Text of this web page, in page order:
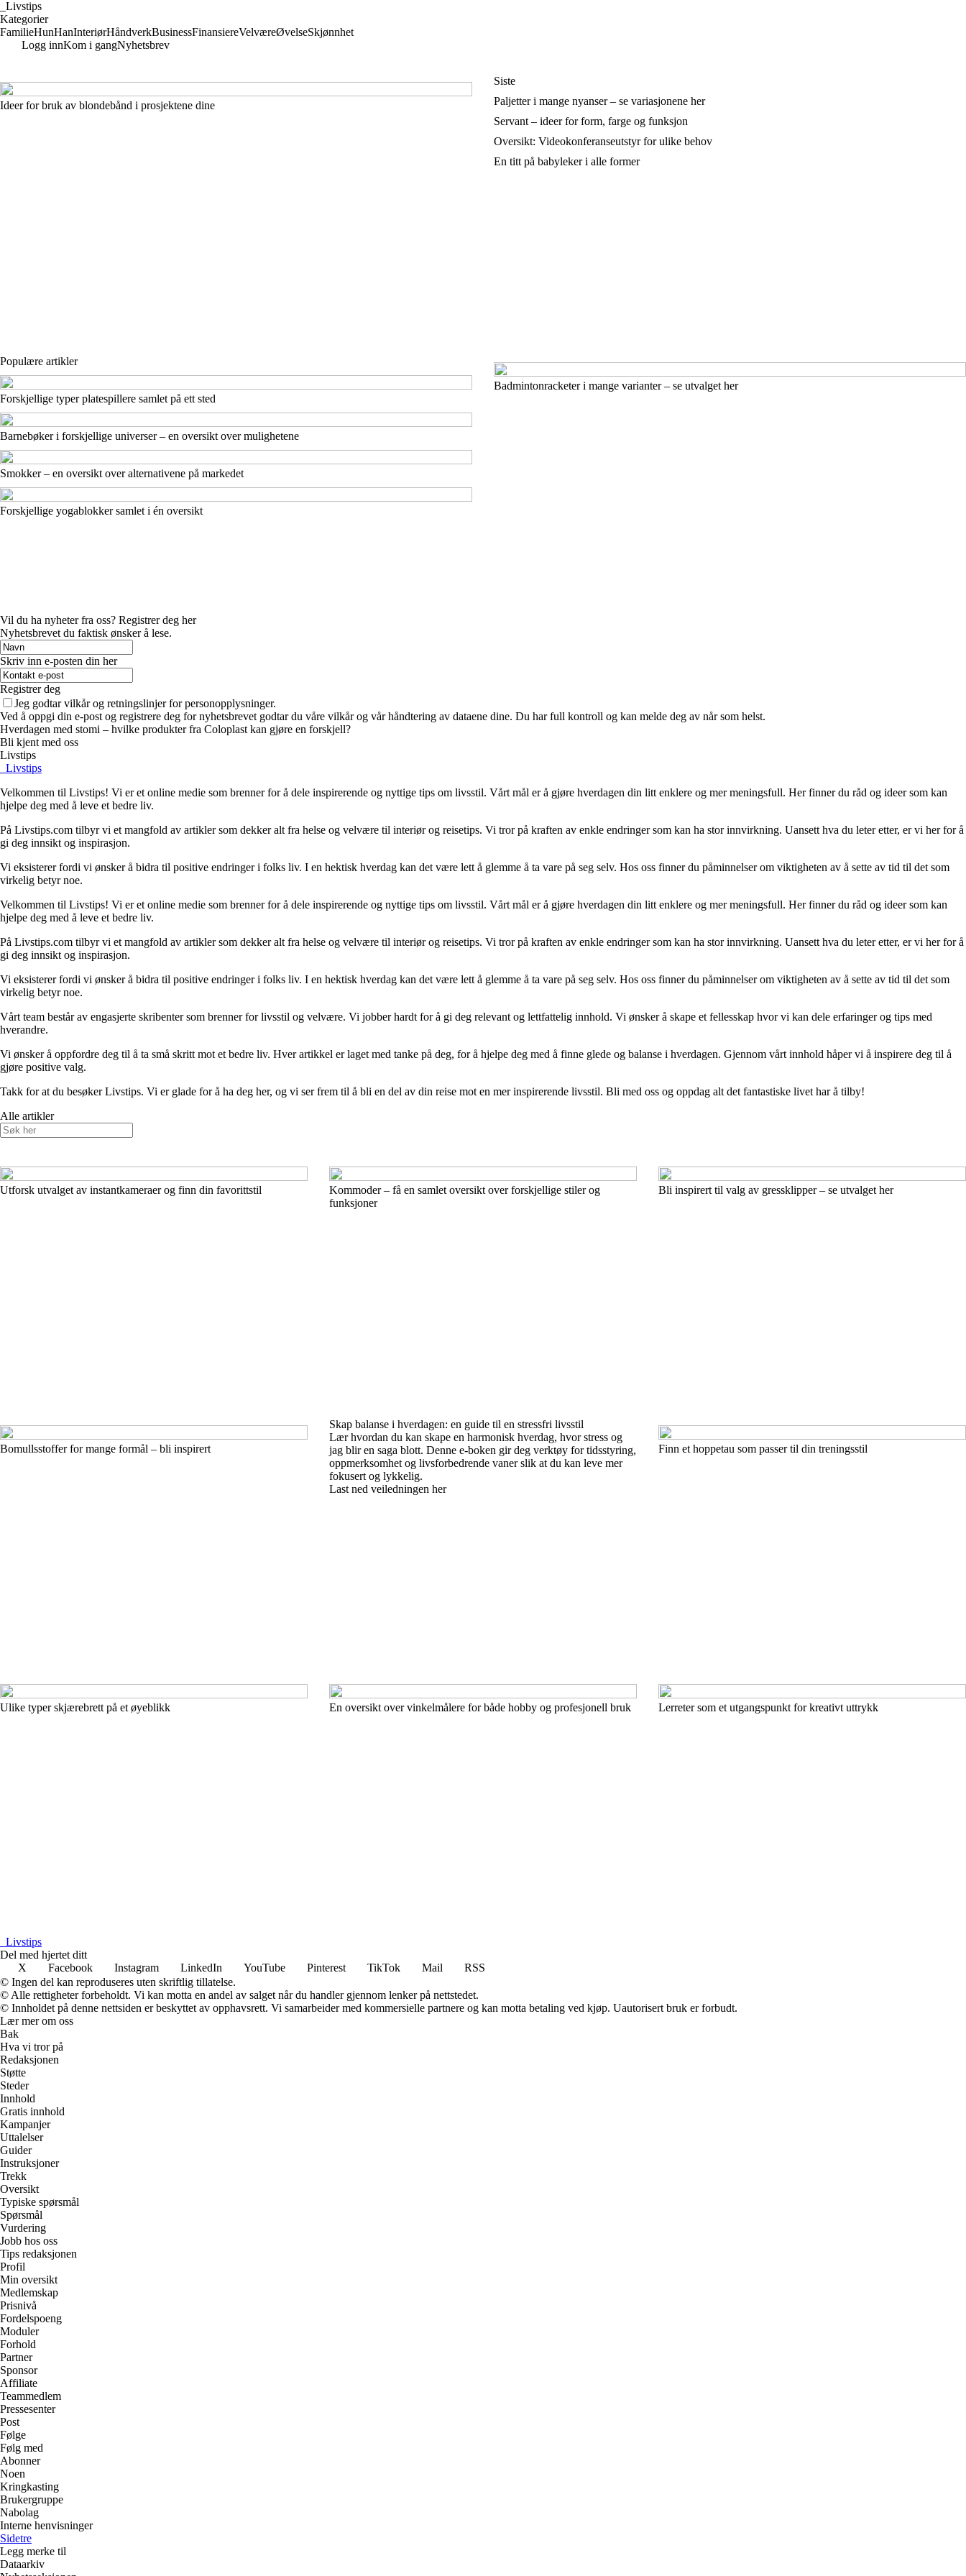
Livstips
Kategorier
FamilieHunHanInteriørHåndverkBusinessFinansiereVelværeØvelseSkjønnhet
Logg innKom i gangNyhetsbrev
Ideer for bruk av blondebånd i prosjektene dine
Siste
Paljetter i mange nyanser – se variasjonene her
Servant – ideer for form, farge og funksjon
Oversikt: Videokonferanseutstyr for ulike behov
En titt på babyleker i alle former
Populære artikler
Forskjellige typer platespillere samlet på ett sted
Barnebøker i forskjellige universer – en oversikt over mulighetene
Smokker – en oversikt over alternativene på markedet
Forskjellige yogablokker samlet i én oversikt
Badmintonracketer i mange varianter – se utvalget her
Vil du ha nyheter fra oss? Registrer deg her
Nyhetsbrevet du faktisk ønsker å lese.
Skriv inn e-posten din her
Registrer deg
Jeg godtar vilkår og retningslinjer for personopplysninger.
Ved å oppgi din e-post og registrere deg for nyhetsbrevet godtar du våre vilkår og vår håndtering av dataene dine. Du har full kontroll og kan melde deg av når som helst.
Hverdagen med stomi – hvilke produkter fra Coloplast kan gjøre en forskjell?
Bli kjent med oss
Livstips
Livstips
Velkommen til Livstips! Vi er et online medie som brenner for å dele inspirerende og nyttige tips om livsstil. Vårt mål er å gjøre hverdagen din litt enklere og mer meningsfull. Her finner du råd og ideer som kan
hjelpe deg med å leve et bedre liv.
På Livstips.com tilbyr vi et mangfold av artikler som dekker alt fra helse og velvære til interiør og reisetips. Vi tror på kraften av enkle endringer som kan ha stor innvirkning. Uansett hva du leter etter, er vi her for å
gi deg innsikt og inspirasjon.
Vi eksisterer fordi vi ønsker å bidra til positive endringer i folks liv. I en hektisk hverdag kan det være lett å glemme å ta vare på seg selv. Hos oss finner du påminnelser om viktigheten av å sette av tid til det som
virkelig betyr noe.
Velkommen til Livstips! Vi er et online medie som brenner for å dele inspirerende og nyttige tips om livsstil. Vårt mål er å gjøre hverdagen din litt enklere og mer meningsfull. Her finner du råd og ideer som kan
hjelpe deg med å leve et bedre liv.
På Livstips.com tilbyr vi et mangfold av artikler som dekker alt fra helse og velvære til interiør og reisetips. Vi tror på kraften av enkle endringer som kan ha stor innvirkning. Uansett hva du leter etter, er vi her for å
gi deg innsikt og inspirasjon.
Vi eksisterer fordi vi ønsker å bidra til positive endringer i folks liv. I en hektisk hverdag kan det være lett å glemme å ta vare på seg selv. Hos oss finner du påminnelser om viktigheten av å sette av tid til det som
virkelig betyr noe.
Vårt team består av engasjerte skribenter som brenner for livsstil og velvære. Vi jobber hardt for å gi deg relevant og lettfattelig innhold. Vi ønsker å skape et fellesskap hvor vi kan dele erfaringer og tips med
hverandre.
Vi ønsker å oppfordre deg til å ta små skritt mot et bedre liv. Hver artikkel er laget med tanke på deg, for å hjelpe deg med å finne glede og balanse i hverdagen. Gjennom vårt innhold håper vi å inspirere deg til å
gjøre positive valg.
Takk for at du besøker Livstips. Vi er glade for å ha deg her, og vi ser frem til å bli en del av din reise mot en mer inspirerende livsstil. Bli med oss og oppdag alt det fantastiske livet har å tilby!
Alle artikler
Utforsk utvalget av instantkameraer og finn din favorittstil
Kommoder – få en samlet oversikt over forskjellige stiler og
funksjoner
Bli inspirert til valg av gressklipper – se utvalget her
Bomullsstoffer for mange formål – bli inspirert
Skap balanse i hverdagen: en guide til en stressfri livsstil
Lær hvordan du kan skape en harmonisk hverdag, hvor stress og
jag blir en saga blott. Denne e-boken gir deg verktøy for tidsstyring,
oppmerksomhet og livsforbedrende vaner slik at du kan leve mer
fokusert og lykkelig.
Last ned veiledningen her
Finn et hoppetau som passer til din treningsstil
Ulike typer skjærebrett på et øyeblikk En oversikt over vinkelmålere for både hobby og profesjonell bruk Lerreter som et utgangspunkt for kreativt uttrykk
Livstips
Del med hjertet ditt
X
Facebook Instagram LinkedIn YouTube Pinterest TikTok Mail
RSS
© Ingen del kan reproduseres uten skriftlig tillatelse.
© Alle rettigheter forbeholdt. Vi kan motta en andel av salget når du handler gjennom lenker på nettstedet.
© Innholdet på denne nettsiden er beskyttet av opphavsrett. Vi samarbeider med kommersielle partnere og kan motta betaling ved kjøp. Uautorisert bruk er forbudt.
Lær mer om oss
Bak
Hva vi tror på
Redaksjonen
Støtte
Steder
Innhold
Gratis innhold
Kampanjer
Uttalelser
Guider
Instruksjoner
Trekk
Oversikt
Typiske spørsmål
Spørsmål
Vurdering
Jobb hos oss
Tips redaksjonen
Profil
Min oversikt
Medlemskap
Prisnivå
Fordelspoeng
Moduler
Forhold
Partner
Sponsor
Affiliate
Teammedlem
Pressesenter
Post
Følge
Følg med
Abonner
Noen
Kringkasting
Brukergruppe
Nabolag
Interne henvisninger
Sidetre
Legg merke til
Dataarkiv